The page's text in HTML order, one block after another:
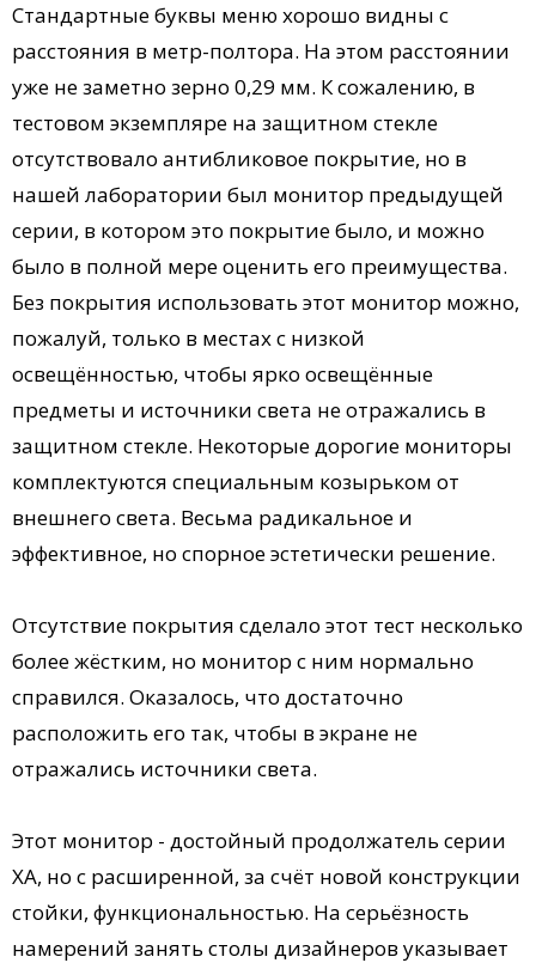
Стандартные буквы меню хорошо видны с
расстояния в метр-полтора. На этом расстоянии
уже не заметно зерно 0,29 мм. К сожалению, в
тестовом экземпляре на защитном стекле
отсутствовало антибликовое покрытие, но в
нашей лаборатории был монитор предыдущей
серии, в котором это покрытие было, и можно
было в полной мере оценить его преимущества.
Без покрытия использовать этот монитор можно,
пожалуй, только в местах с низкой
освещённостью, чтобы ярко освещённые
предметы и источники света не отражались в
защитном стекле. Некоторые дорогие мониторы
комплектуются специальным козырьком от
внешнего света. Весьма радикальное и
эффективное, но спорное эстетически решение.
Отсутствие покрытия сделало этот тест несколько
более жёстким, но монитор с ним нормально
справился. Оказалось, что достаточно
расположить его так, чтобы в экране не
отражались источники света.
Этот монитор - достойный продолжатель серии
ХА, но с расширенной, за счёт новой конструкции
стойки, функциональностью. На серьёзность
намерений занять столы дизайнеров указывает